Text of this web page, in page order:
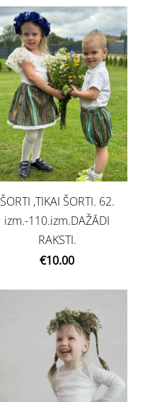
ŠORTI ,TIKAI ŠORTI. 62.
izm.-110.izm.DAŽĀDI
RAKSTI.
€10.00